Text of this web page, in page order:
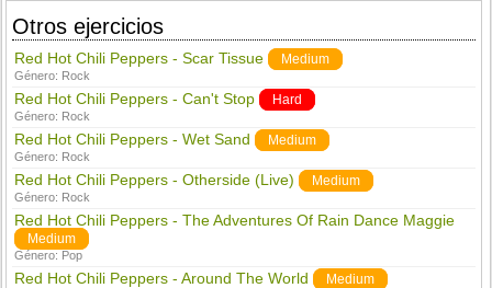
Otros ejercicios
Red Hot Chili Peppers - Scar Tissue Medium
Género: Rock
Red Hot Chili Peppers - Can't Stop Hard
Género: Rock
Red Hot Chili Peppers - Wet Sand Medium
Género: Rock
Red Hot Chili Peppers - Otherside (Live) Medium
Género: Rock
Red Hot Chili Peppers - The Adventures Of Rain Dance Maggie
Medium
Género: Pop
Red Hot Chili Peppers - Around The World Medium